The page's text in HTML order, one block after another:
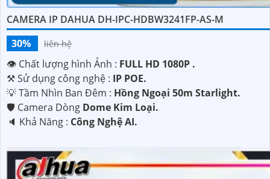
CAMERA IP DAHUA DH-IPC-HDBW3241FP-AS-M
30%
liên hệ
👁 Chất lượng hình Ảnh : FULL HD 1080P .
⚒ Sử dụng công nghệ : IP POE.
💡 Tầm Nhìn Ban Đêm : Hồng Ngoại 50m Starlight.
🛡 Camera Dòng Dome Kim Loại.
️🔈 Khả Năng : Công Nghệ AI.